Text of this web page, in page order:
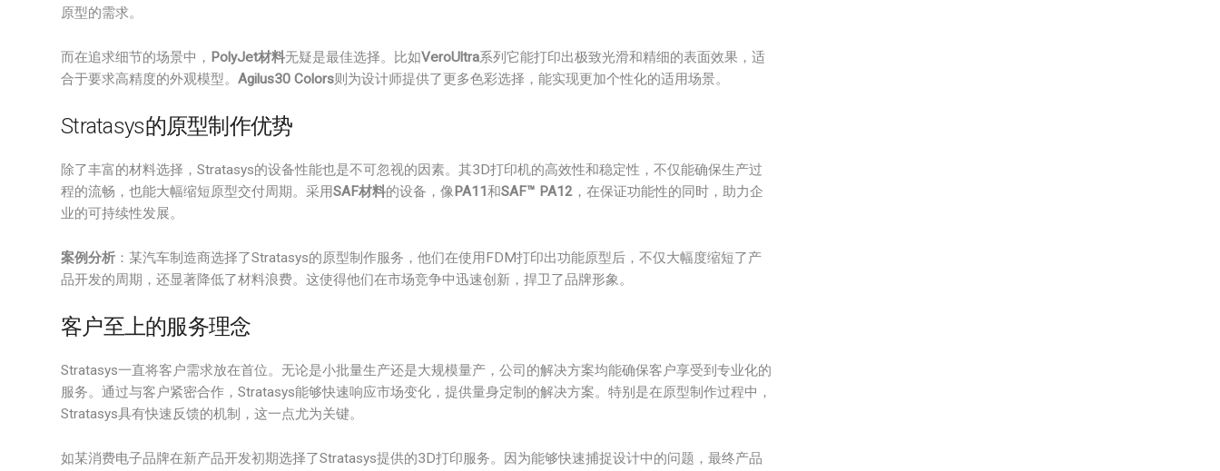
原型的需求。
而在追求细节的场景中， PolyJet材料无疑是最佳选择。比如VeroUltra系列它能打印出极致光滑和精细的表面效果，适
合于要求高精度的外观模型。 Agilus30 Colors则为设计师提供了更多色彩选择，能实现更加个性化的适用场景。
Stratasys的原型制作优势
除了丰富的材料选择，Stratasys的设备性能也是不可忽视的因素。其3D打印机的高效性和稳定性，不仅能确保生产过
程的流畅，也能大幅缩短原型交付周期。采用SAF材料的设备，像PA11和SAF™ PA12 ，在保证功能性的同时，助力企
业的可持续性发展。
案例分析 ：某汽车制造商选择了Stratasys的原型制作服务，他们在使用FDM打印出功能原型后，不仅大幅度缩短了产
品开发的周期，还显著降低了材料浪费。这使得他们在市场竞争中迅速创新，捍卫了品牌形象。
客户至上的服务理念
Stratasys一直将客户需求放在首位。无论是小批量生产还是大规模量产，公司的解决方案均能确保客户享受到专业化的
服务。通过与客户紧密合作，Stratasys能够快速响应市场变化，提供量身定制的解决方案。特别是在原型制作过程中，
Stratasys具有快速反馈的机制，这一点尤为关键。
如某消费电子品牌在新产品开发初期选择了Stratasys提供的3D打印服务。因为能够快速捕捉设计中的问题，最终产品